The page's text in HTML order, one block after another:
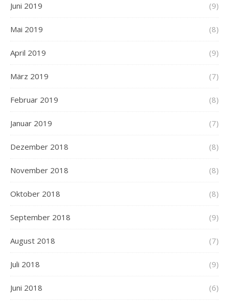
Juni 2019 (9)
Mai 2019 (8)
April 2019 (9)
März 2019 (7)
Februar 2019 (8)
Januar 2019 (7)
Dezember 2018 (8)
November 2018 (8)
Oktober 2018 (8)
September 2018 (9)
August 2018 (7)
Juli 2018 (9)
Juni 2018 (6)